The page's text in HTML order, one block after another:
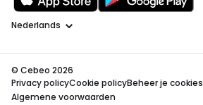
Taal
© Cebeo 2026
Privacy policyCookie policyBeheer je cookies
Algemene voorwaarden